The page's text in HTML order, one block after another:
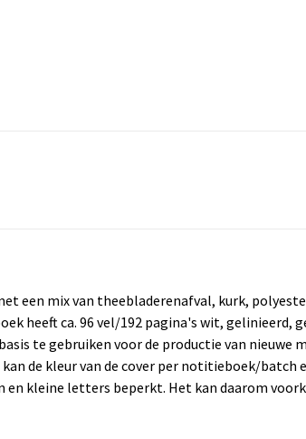
een mix van theebladerenafval, kurk,
ca. 96 vel/192 pagina's wit, gelinieerd,
te gebruiken voor de productie van nieuwe
de kleur van de cover per notitieboek/batch
kleine letters beperkt. Het kan daarom